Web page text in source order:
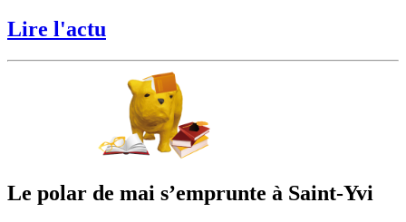
Lire l'actu
Le polar de mai s’emprunte à Saint-Yvi